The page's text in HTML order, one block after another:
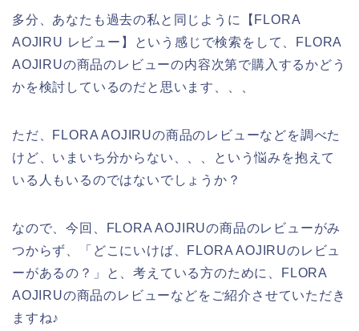
多分、あなたも過去の私と同じように【FLORA
AOJIRU レビュー】という感じで検索をして、FLORA
AOJIRUの商品のレビューの内容次第で購入するかどう
かを検討しているのだと思います、、、
ただ、FLORA AOJIRUの商品のレビューなどを調べた
けど、いまいち分からない、、、という悩みを抱えて
いる人もいるのではないでしょうか？
なので、今回、FLORA AOJIRUの商品のレビューがみ
つからず、「どこにいけば、FLORA AOJIRUのレビュ
ーがあるの？」と、考えている方のために、FLORA
AOJIRUの商品のレビューなどをご紹介させていただき
ますね♪